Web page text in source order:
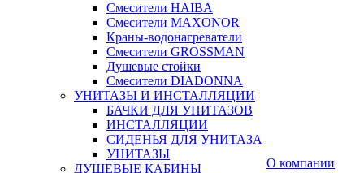
Смесители HAIBA
Смесители MAXONOR
Краны-водонагреватели
Смесители GROSSMAN
Душевые стойки
Смесители DIADONNA
УНИТАЗЫ И ИНСТАЛЛЯЦИИ
БАЧКИ ДЛЯ УНИТАЗОВ
ИНСТАЛЛЯЦИИ
СИДЕНЬЯ ДЛЯ УНИТАЗА
УНИТАЗЫ
ДУШЕВЫЕ КАБИНЫ
О компании